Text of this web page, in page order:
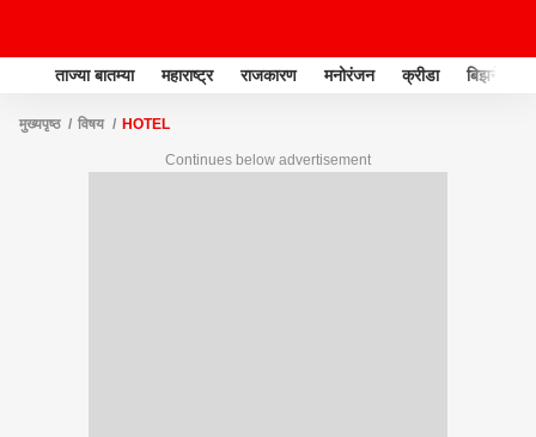
ताज्या बातम्या महाराष्ट्र राजकारण मनोरंजन क्रीडा बिझनेस
मुख्यपृष्ठ विषय HOTEL
Continues below advertisement